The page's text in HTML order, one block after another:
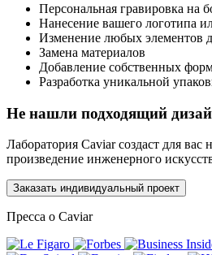
Персональная гравировка на
Нанесение вашего логотипа
Изменение любых элементов
Замена материалов
Добавление собственных
Разработка уникальной
Не нашли подходящий
Лаборатория Caviar создаст для вас
произведение инженерного
Заказать индивидуальный проект
Пресса о Caviar